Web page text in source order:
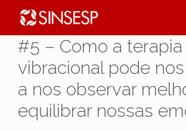
#5 – Como a terapia
vibracional pode
a nos observar
equilibrar nossas